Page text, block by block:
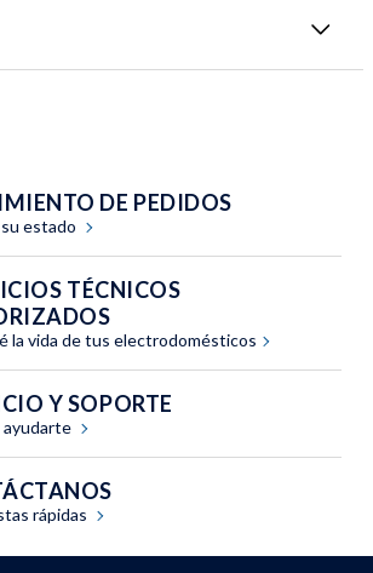
DE PEDIDOS
estado
TÉCNICOS
la vida de tus electrodomésticos
Y SOPORTE
ayudarte
rápidas